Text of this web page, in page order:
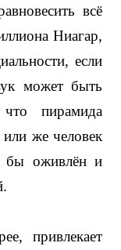
всё
Ниагар,
если
может быть
что пирамида
же человек
бы оживлён и
привлекает